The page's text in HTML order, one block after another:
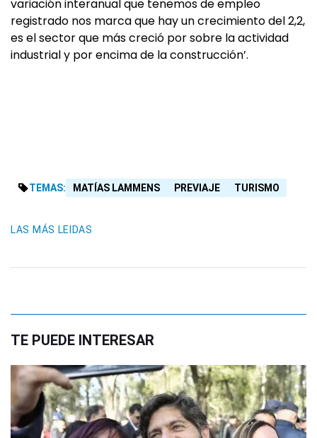
variación interanual que tenemos de empleo
registrado nos marca que hay un crecimiento del 2,2,
es el sector que más creció por sobre la actividad
industrial y por encima de la construcción’.
TEMAS: MATÍAS LAMMENS PREVIAJE TURISMO
LAS MÁS LEIDAS
TE PUEDE INTERESAR